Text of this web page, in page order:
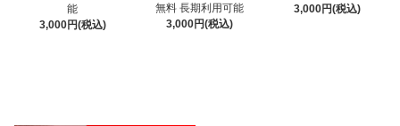
能
3,000円(税込)
無料 長期利用可能
3,000円(税込)
3,000円(税込)